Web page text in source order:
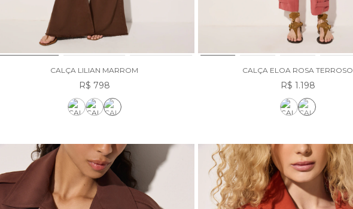
CALÇA LILIAN MARROM
R$ 798
CALÇA ELOA ROSA TERROSO
R$ 1.198